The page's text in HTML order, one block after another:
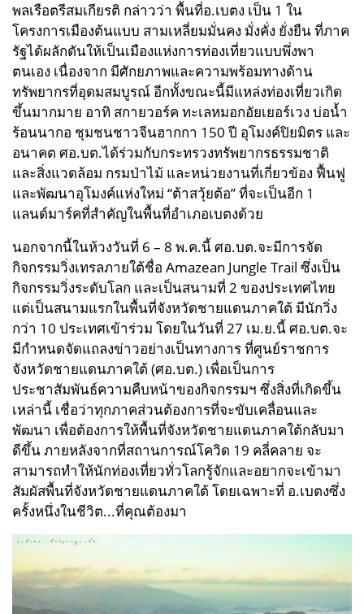
พลเรือตรีสมเกียรติ กล่าวว่า พื้นที่อ.เบตง เป็น 1 ใน
โครงการเมืองต้นแบบ สามเหลี่ยมมั่นคง มั่งคั่ง ยั่งยืน ที่ภาค
รัฐได้ผลักดันให้เป็นเมืองแห่งการท่องเที่ยวแบบพึ่งพา
ตนเอง เนื่องจาก มีศักยภาพและความพร้อมทางด้าน
ทรัพยากรที่อุดมสมบูรณ์ อีกทั้งขณะนี้มีแหล่งท่องเที่ยวเกิด
ขึ้นมากมาย อาทิ สกายวอร์ค ทะเลหมอกอัยเยอร์เวง บ่อน้ำ
ร้อนนากอ ชุมชนชาวจีนฮากกา 150 ปี อุโมงค์ปิยมิตร และ
อนาคต ศอ.บต.ได้ร่วมกับกระทรวงทรัพยากรธรรมชาติ
และสิ่งแวดล้อม กรมป่าไม้ และหน่วยงานที่เกี่ยวข้อง ฟื้นฟู
และพัฒนาอุโมงค์แห่งใหม่ “ต้าสวุ้ยต้อ” ที่จะเป็นอีก 1
แลนด์มาร์คที่สำคัญในพื้นที่อำเภอเบตงด้วย
นอกจากนี้ในห้วงวันที่ 6 – 8 พ.ค.นี้ ศอ.บต.จะมีการจัด
กิจกรรมวิ่งเทรลภายใต้ชื่อ Amazean Jungle Trail ซึ่งเป็น
กิจกรรมวิ่งระดับโลก และเป็นสนามที่ 2 ของประเทศไทย
แต่เป็นสนามแรกในพื้นที่จังหวัดชายแดนภาคใต้ มีนักวิ่ง
กว่า 10 ประเทศเข้าร่วม โดยในวันที่ 27 เม.ย.นี้ ศอ.บต.จะ
มีกำหนดจัดแถลงข่าวอย่างเป็นทางการ ที่ศูนย์ราชการ
จังหวัดชายแดนภาคใต้ (ศอ.บต.) เพื่อเป็นการ
ประชาสัมพันธ์ความคืบหน้าของกิจกรรมฯ ซึ่งสิ่งที่เกิดขึ้น
เหล่านี้ เชื่อว่าทุกภาคส่วนต้องการที่จะขับเคลื่อนและ
พัฒนา เพื่อต้องการให้พื้นที่จังหวัดชายแดนภาคใต้กลับมา
ดีขึ้น ภายหลังจากที่สถานการณ์โควิด 19 คลี่คลาย จะ
สามารถทำให้นักท่องเที่ยวทั่วโลกรู้จักและอยากจะเข้ามา
สัมผัสพื้นที่จังหวัดชายแดนภาคใต้ โดยเฉพาะที่ อ.เบตงซึ่ง
ครั้งหนึ่งในชีวิต...ที่คุณต้องมา